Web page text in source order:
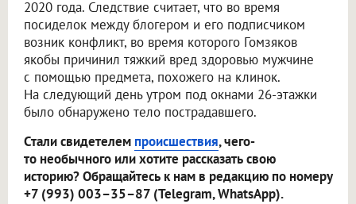
2020 года. Следствие считает, что во время
посиделок между блогером и его подписчиком
возник конфликт, во время которого Гомзяков
якобы причинил тяжкий вред здоровью мужчине
с помощью предмета, похожего на клинок.
На следующий день утром под окнами 26-этажки
было обнаружено тело пострадавшего.
Стали свидетелем происшествия, чего-
то необычного или хотите рассказать свою
историю? Обращайтесь к нам в редакцию по номеру
+7 (993) 003–35–87 (Telegram, WhatsApp).